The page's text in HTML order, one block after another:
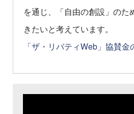
を通じ、「自由の創設」のた
きたいと考えています。
「ザ・リバティWeb」協賛金